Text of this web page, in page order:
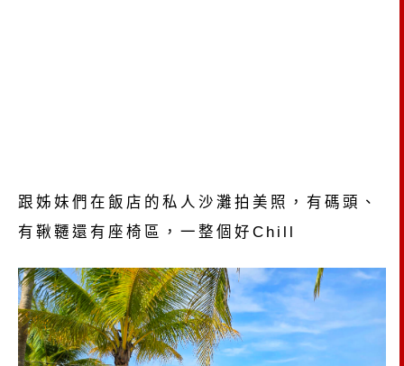
跟姊妹們在飯店的私人沙灘拍美照，有碼頭、
有鞦韆還有座椅區，一整個好Chill